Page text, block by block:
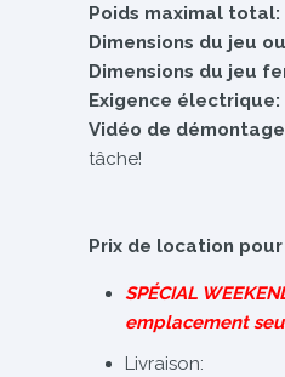
Poids maximal total:
Dimensions du jeu
Dimensions du jeu
Exigence électrique:
Vidéo de
tâche!
Prix de location
SPÉCIAL
emplacement
Livraison: